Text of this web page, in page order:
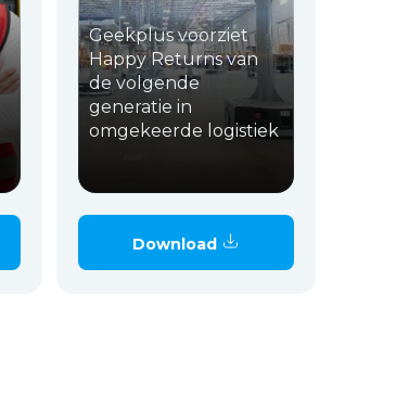
Geekplus voorziet
Happy Returns van
de volgende
generatie in
omgekeerde logistiek
Download